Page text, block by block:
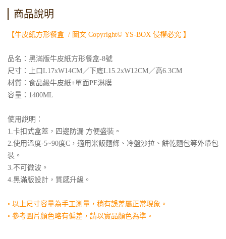
商品說明
【牛皮紙方形餐盒 / 圖文 Copyright© YS-BOX 侵權必究 】
品名：黑滿版牛皮紙方形餐盒-8號
尺寸：上口L17xW14CM／下底L15.2xW12CM／高6.3CM
材質：食品級牛皮紙+單面PE淋膜
容量：1400ML
使用說明：
1.卡扣式盒蓋，四邊防漏 方便盛裝。
2.使用溫度-5~90度C，適用米飯麵條、冷盤沙拉、餅乾麵包等外帶包
裝。
3.不可微波。
4.黑滿版設計，質感升級。
• 以上尺寸容量為手工測量，稍有誤差屬正常現象。
• 參考圖片顏色略有偏差，請以實品顏色為準。